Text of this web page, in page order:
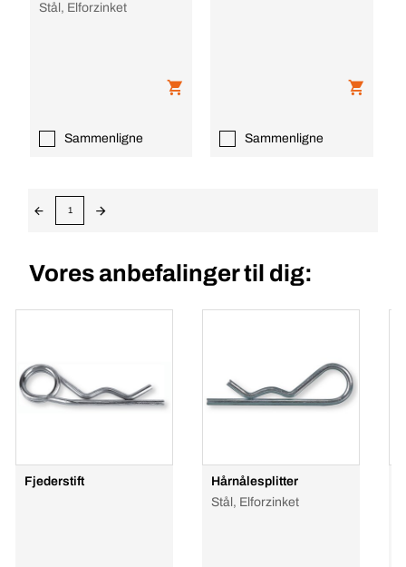
Stål, Elforzinket
Sammenligne Sammenligne
1
Vores anbefalinger til dig:
Fjederstift
Hårnålesplitter
Stål, Elforzinket